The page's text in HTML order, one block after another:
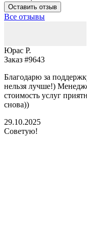
Оставить отзыв
Все отзывы
Юрас Р.
Заказ #9643
Благодарю за
нельзя лучше!)
стоимость услуг
снова))
29.10.2025
Советую!